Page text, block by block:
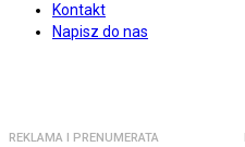
Kontakt
Napisz do nas
REKLAMA I PRENUMERATA